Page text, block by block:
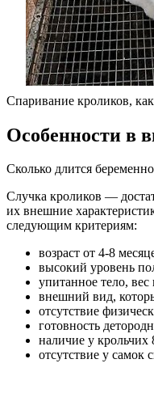
Спаривание кроликов,
Особенности в
Сколько длится
Случка кроликов —
их внешние
следующим критериям:
возраст от 4-8
высокий уровень
упитанное тело,
внешний вид,
отсутствие
готовность
наличие у крольчих
отсутствие у самок